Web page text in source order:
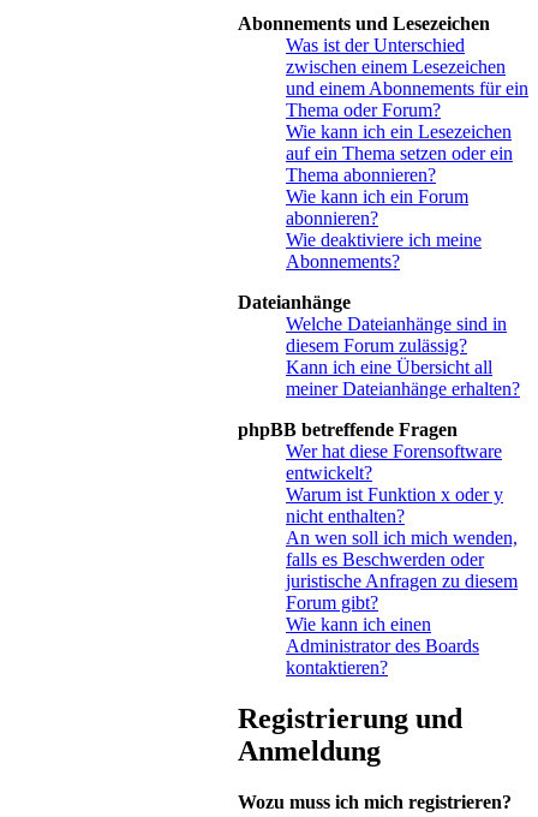
Abonnements und Lesezeichen
Was ist der Unterschied
zwischen einem Lesezeichen
und einem Abonnements für ein
Thema oder Forum?
Wie kann ich ein Lesezeichen
auf ein Thema setzen oder ein
Thema abonnieren?
Wie kann ich ein Forum
abonnieren?
Wie deaktiviere ich meine
Abonnements?
Dateianhänge
Welche Dateianhänge sind in
diesem Forum zulässig?
Kann ich eine Übersicht all
meiner Dateianhänge erhalten?
phpBB betreffende Fragen
Wer hat diese Forensoftware
entwickelt?
Warum ist Funktion x oder y
nicht enthalten?
An wen soll ich mich wenden,
falls es Beschwerden oder
juristische Anfragen zu diesem
Forum gibt?
Wie kann ich einen
Administrator des Boards
kontaktieren?
Registrierung und
Anmeldung
Wozu muss ich mich registrieren?